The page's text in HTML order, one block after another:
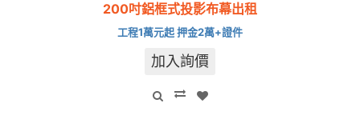
200吋鋁框式投影布幕出租
工程1萬元起 押金2萬+證件
加入詢價